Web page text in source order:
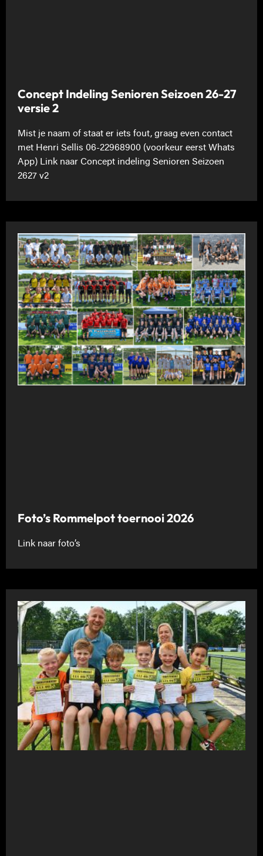
Concept Indeling Senioren Seizoen 26-27
versie 2
Mist je naam of staat er iets fout, graag even contact
met Henri Sellis 06-22968900 (voorkeur eerst Whats
App) Link naar Concept indeling Senioren Seizoen
2627 v2
Foto’s Rommelpot toernooi 2026
Link naar foto’s